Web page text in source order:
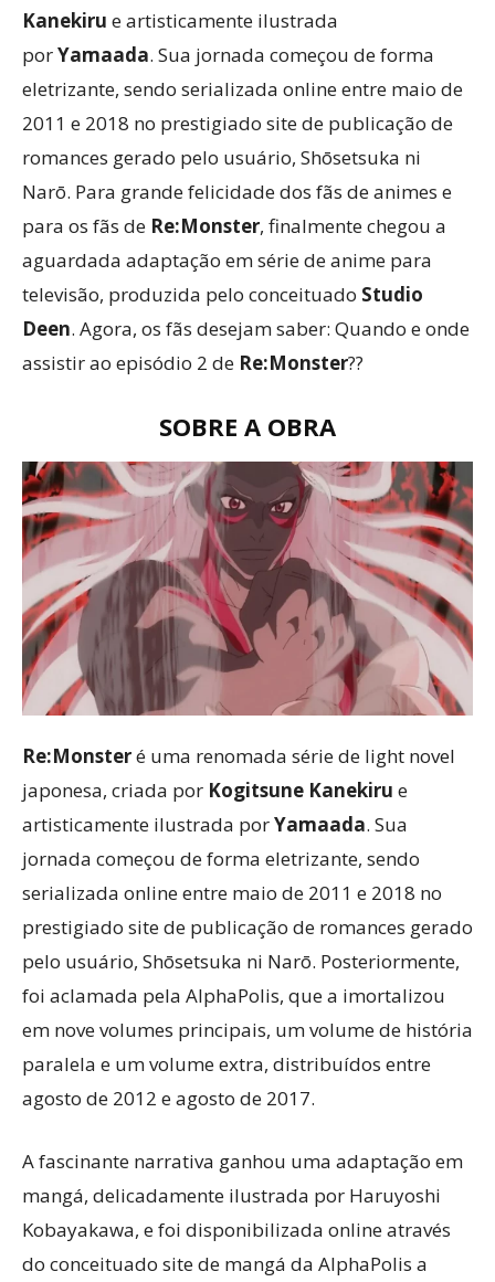
Kanekiru e artisticamente ilustrada
porYamaada. Sua jornada começou de forma
eletrizante, sendo serializada online entre maio de
2011 e 2018 no prestigiado site de publicação de
romances gerado pelo usuário, Shōsetsuka ni
Narō. Para grande felicidade dos fãs de animes e
para os fãs de Re:Monster, finalmente chegou a
aguardada adaptação em série de anime para
televisão, produzida pelo conceituado Studio
Deen. Agora, os fãs desejam saber: Quando e onde
assistir ao episódio 2 de Re:Monster??
SOBRE A OBRA
Re:Monsteré uma renomada série de light novel
japonesa, criada por Kogitsune Kanekiru e
artisticamente ilustrada porYamaada. Sua
jornada começou de forma eletrizante, sendo
serializada online entre maio de 2011 e 2018 no
prestigiado site de publicação de romances gerado
pelo usuário, Shōsetsuka ni Narō. Posteriormente,
foi aclamada pela AlphaPolis, que a imortalizou
em nove volumes principais, um volume de história
paralela e um volume extra, distribuídos entre
agosto de 2012 e agosto de 2017.
A fascinante narrativa ganhou uma adaptação em
mangá, delicadamente ilustrada por Haruyoshi
Kobayakawa, e foi disponibilizada online através
do conceituado site de mangá da AlphaPolis a